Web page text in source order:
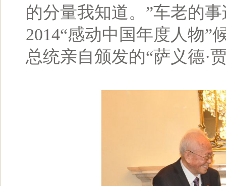
的分量我知道。”车老的
2014“感动中国年度人物”
总统亲自颁发的“萨义德·